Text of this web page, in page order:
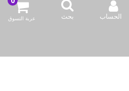
الحساب بحث عربة التسوق